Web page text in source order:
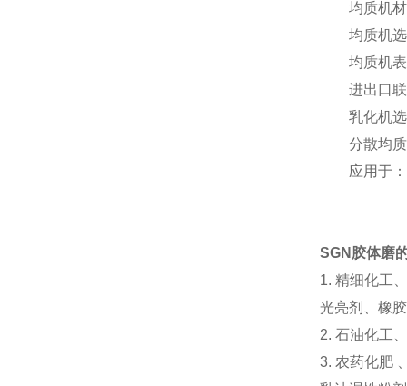
均质机材
均质机选
均质机表
进出口联
乳化机选
分散均质
应用于：奶
SGN 胶体磨
1. 精细化工
光亮剂、橡
2. 石油化工
3. 农药化肥